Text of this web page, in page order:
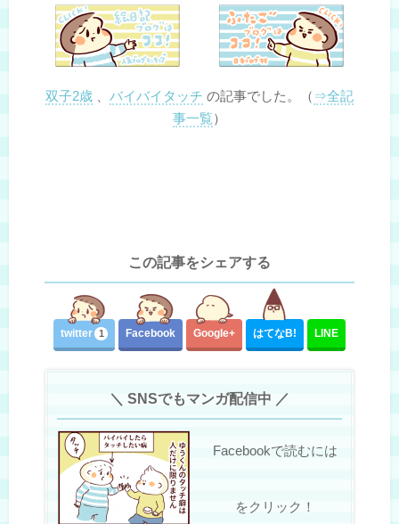
双子2歳 バイバイタッチ の記事でした。（ ⇒全記
事一覧）
この記事をシェアする
twitter 1 Facebook Google+ はてなB! LINE
＼ SNSでもマンガ配信中 ／
Facebookで読むには
をクリック！